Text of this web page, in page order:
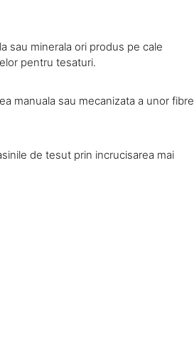
sau minerala ori produs pe cale
pentru tesaturi.
manuala sau mecanizata a unor fibre
de tesut prin incrucisarea mai